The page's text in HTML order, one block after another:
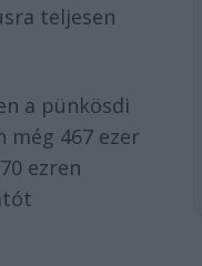
teljesen
a pünkösdi
még 467 ezer
ezren